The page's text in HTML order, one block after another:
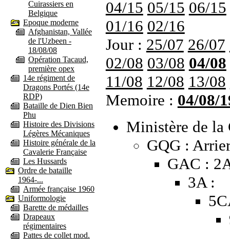
Cuirassiers en
Belgique
Epoque moderne
Afghanistan, Vallée
de l'Uzbeen -
18/08/08
Opération Tacaud,
première opex
14e régiment de
Dragons Portés (14e
RDP)
Bataille de Dien Bien
Phu
Histoire des Divisions
Légères Mécaniques
Histoire générale de la
Cavalerie Française
Les Hussards
Ordre de bataille
1964-...
Armée française 1960
Uniformologie
Barette de médailles
Drapeaux
régimentaires
Pattes de collet mod.
04/15 05/15 06/15
01/16 02/16
Jour : 25/07 26/07
02/08 03/08 04/08
11/08 12/08 13/08
Memoire : 04/08/
Ministère de la
GQG :
GAC :
3A :